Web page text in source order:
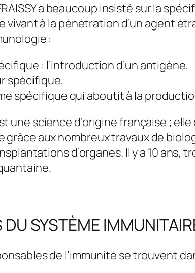
a beaucoup insisté sur la
vivant à la pénétration d’un agent
:
: l’introduction d’un antigène,
spécifique,
spécifique qui aboutit à la
une science d’origine française ;
grâce aux nombreux travaux de
d’organes. Il y a 10 ans,
DU SYSTÈME
de l’immunité se trouvent